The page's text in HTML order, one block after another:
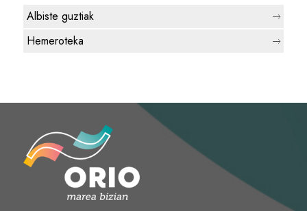
Albiste guztiak
Hemeroteka